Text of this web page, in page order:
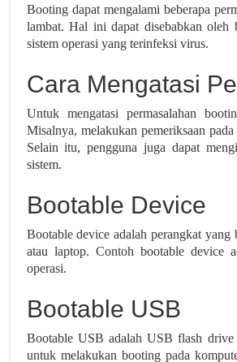
Booting dapat mengalami beberapa
lambat. Hal ini dapat disebabkan oleh
sistem operasi yang terinfeksi virus.
Cara Mengatasi
Untuk mengatasi permasalahan
Misalnya, melakukan pemeriksaan
Selain itu, pengguna juga dapat
sistem.
Bootable Device
Bootable device adalah perangkat
atau laptop. Contoh bootable device
operasi.
Bootable USB
Bootable USB adalah USB flash drive
untuk melakukan booting pada